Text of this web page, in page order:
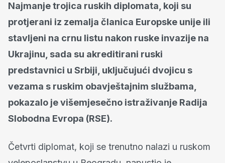
Najmanje trojica ruskih diplomata, koji su
protjerani iz zemalja članica Europske unije ili
stavljeni na crnu listu nakon ruske invazije na
Ukrajinu, sada su akreditirani ruski
predstavnici u Srbiji, uključujući dvojicu s
vezama s ruskim obavještajnim službama,
pokazalo je višemjesečno istraživanje Radija
Slobodna Evropa (RSE).
Četvrti diplomat, koji se trenutno nalazi u ruskom